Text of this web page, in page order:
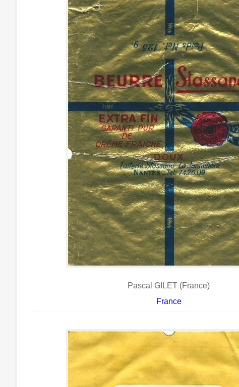
Pascal GILET (France)
France